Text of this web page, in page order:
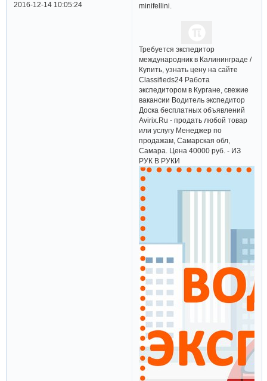
2016-12-14 10:05:24
minifellini.
Требуется экспедитор
международник в Калининграде /
Купить, узнать цену на сайте
Classifieds24 Работа
экспедитором в Кургане, свежие
вакансии Водитель экспедитор
Доска бесплатных объявлений
Avirix.Ru - продать любой товар
или услугу Менеджер по
продажам, Самарская обл,
Самара. Цена 40000 руб. - ИЗ
РУК В РУКИ